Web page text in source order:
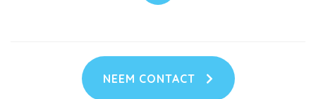
NEEM CONTACT